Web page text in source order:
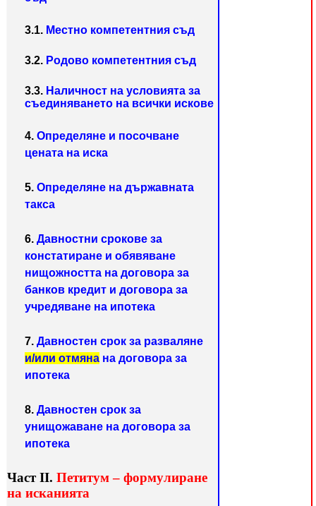
3.1. Местно компетентния съд
3.2. Родово компетентния съд
3.3. Наличност на условията за
съединяването на всички искове
4. Определяне и посочване
цената на иска
5. Определяне на държавната
такса
6. Давностни срокове за
констатиране и обявяване
нищожността на договора за
банков кредит и договора за
учредяване на ипотека
7. Давностен срок за разваляне
и/или отмяна на договора за
ипотека
8. Давностен срок за
унищожаване на договора за
ипотека
Част ІІ.Петитум – формулиране
на исканията